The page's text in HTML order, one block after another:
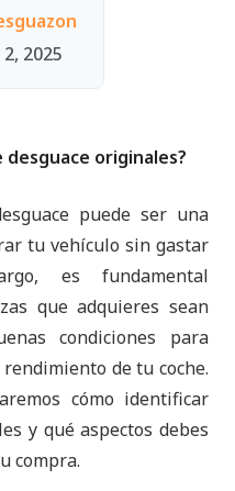
2025
originales?
puede ser una
tu vehículo sin gastar
es fundamental
que adquieres sean
condiciones para
de tu coche.
cómo identificar
y qué aspectos debes
compra.